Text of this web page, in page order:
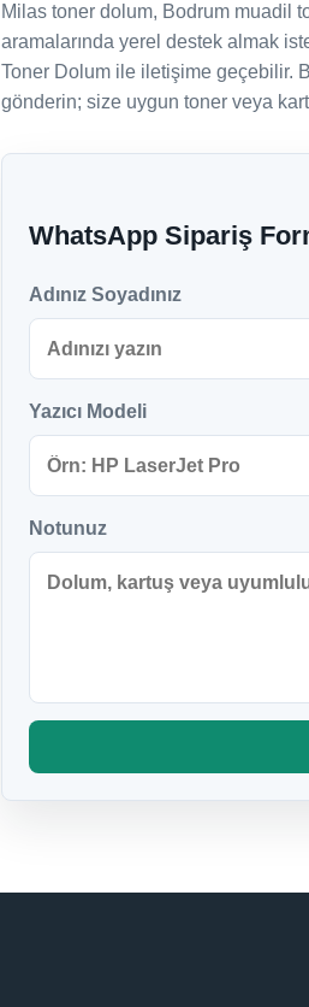
Milas toner dolum, Bodrum muadil
aramalarında yerel destek almak
Toner Dolum ile iletişime geçebilir.
gönderin; size uygun toner veya
WhatsApp Sipariş
Adınız Soyadınız
Yazıcı Modeli
Notunuz